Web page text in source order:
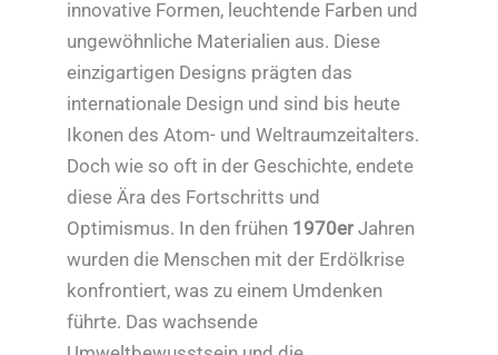
innovative Formen, leuchtende Farben und
ungewöhnliche Materialien aus. Diese
einzigartigen Designs prägten das
internationale Design und sind bis heute
Ikonen des Atom- und Weltraumzeitalters.
Doch wie so oft in der Geschichte, endete
diese Ära des Fortschritts und
Optimismus. In den frühen 1970erJahren
wurden die Menschen mit der Erdölkrise
konfrontiert, was zu einem Umdenken
führte. Das wachsende